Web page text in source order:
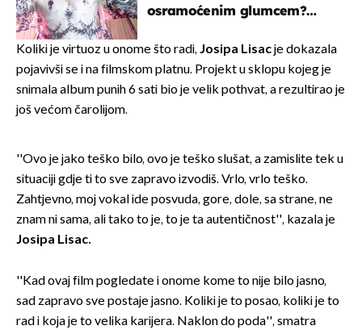
osramoćenim glumcem?
izazivaju nevjericu
Koliki je virtuoz u onome što radi,Josipa Lisacje dokazala
pojavivši se i na filmskom platnu. Projekt u sklopu kojeg je
snimala album punih 6 sati bio je velik pothvat, a rezultirao je
još većom čarolijom.
''Ovo je jako teško bilo, ovo je teško slušat, a zamislite tek u
situaciji gdje ti to sve zapravo izvodiš. Vrlo, vrlo teško.
Zahtjevno, moj vokal ide posvuda, gore, dole, sa strane, ne
znam ni sama, ali tako to je, to je ta autentičnost'', kazala je
Josipa Lisac.
''Kad ovaj film pogledate i onome kome to nije bilo jasno,
sad zapravo sve postaje jasno. Koliki je to posao, koliki je to
rad i koja je to velika karijera. Naklon do poda'', smatra